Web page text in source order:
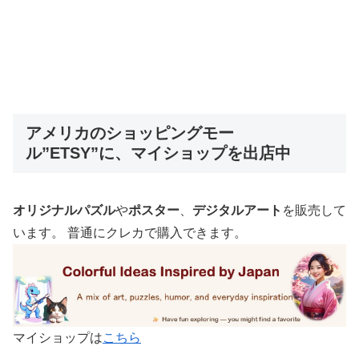
アメリカのショッピングモー
ル”ETSY”に、マイショップを出店中
オリジナルパズルやポスター デジタルアート を販売して
います。 普通にクレカで購入できます。
マイショップはこちら